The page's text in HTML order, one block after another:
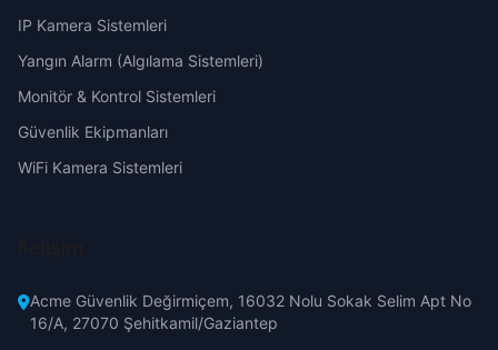
Hakkari
Isparta
İzmir
Musahacılı
Oruçoğlu
Ortaköy
Tokmanaklı
IP Kamera Sistemleri
Yangın Alarm (Algılama Sistemleri)
Monitör & Kontrol Sistemleri
Güvenlik Ekipmanları
WiFi Kamera Sistemleri
Acme Güvenlik Değirmiçem, 16032 Nolu Sokak Selim Apt No
16/A, 27070 Şehitkamil/Gaziantep